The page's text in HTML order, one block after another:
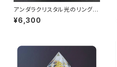
アンダラクリスタル光のリング(A
NGEL)
¥6,300